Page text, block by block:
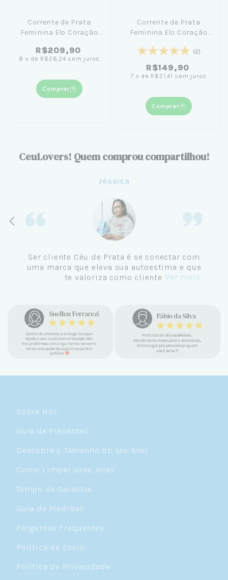
Corrente de Prata
Feminina Elo Coração
R$209,90
8 x de R$26,24 sem juros
Comprar
Corrente de Prata
Feminina Elo Coração
(2)
R$149,90
7 x de R$21,41 sem juros
Comprar
CeuLovers! Quem comprou compartilhou!
Jéssica
Ser cliente Céu de Prata é se conectar com
uma marca que eleva sua autoestima e que
te valoriza como cliente. Ver mais...
Sobre Nós
Guia de Presentes
Descubra o Tamanho do seu Anel
Como Limpar suas Joias
Tempo de Garantia
Guia de Medidas
Perguntas Frequentes
Política de Envio
Política de Privacidade